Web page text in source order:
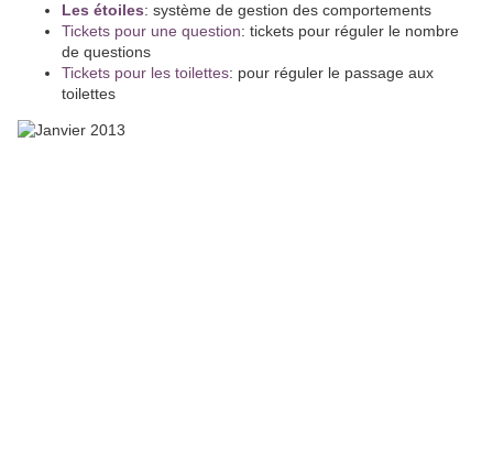
Les étoiles: système de gestion des comportements
Tickets pour une question: tickets pour réguler le nombre
de questions
Tickets pour les toilettes: pour réguler le passage aux
toilettes